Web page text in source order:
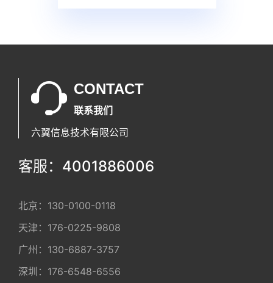
CONTACT
联系我们
六翼信息技术有限公司
客服：4001886006
北京： 130-0100-0118
天津： 176-0225-9808
广州： 130-6887-3757
深圳： 176-6548-6556